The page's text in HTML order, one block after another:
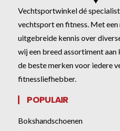
Vechtsportwinkel dé
vechtsport en fitness. Met
uitgebreide kennis over
wij een breed assortiment
de beste merken voor iedere
fitnessliefhebber.
POPULAIR
Bokshandschoenen